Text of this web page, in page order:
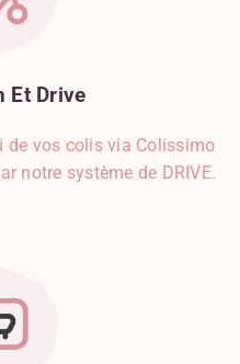
Et Drive
de vos colis via Colissimo
notre système de DRIVE.